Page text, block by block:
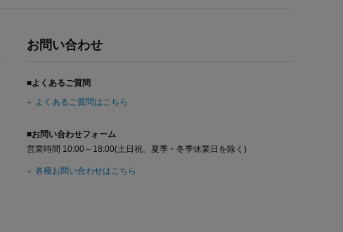
お問い合わせ
■よくあるご質問
よくあるご質問はこちら
■お問い合わせフォーム
営業時間 10:00～18:00(土日祝、夏季・冬季休業日を除く)
各種お問い合わせはこちら